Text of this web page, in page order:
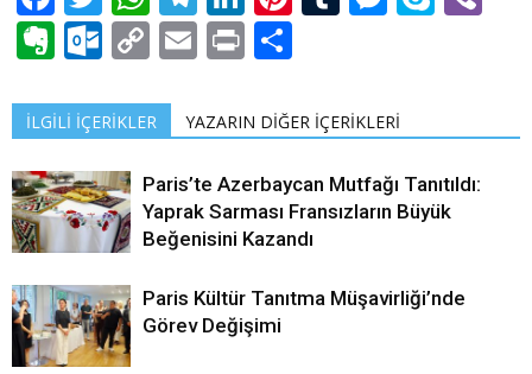
Evernote
Outlook.com
CopyEmailPrint
İLGİLİ İÇERİKLER YAZARIN DİĞER İÇERİKLERİ
Paris’te Azerbaycan Mutfağı Tanıtıldı:
Yaprak Sarması Fransızların Büyük
Beğenisini Kazandı
Paris Kültür Tanıtma Müşavirliği’nde
Görev Değişimi